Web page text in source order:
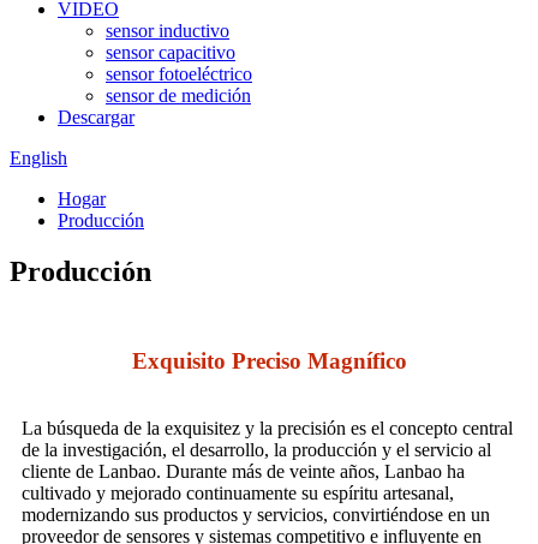
VIDEO
sensor inductivo
sensor capacitivo
sensor fotoeléctrico
sensor de medición
Descargar
English
Hogar
Producción
Producción
Exquisito Preciso Magnífico
La búsqueda de la exquisitez y la precisión es el concepto central
de la investigación, el desarrollo, la producción y el servicio al
cliente de Lanbao. Durante más de veinte años, Lanbao ha
cultivado y mejorado continuamente su espíritu artesanal,
modernizando sus productos y servicios, convirtiéndose en un
proveedor de sensores y sistemas competitivo e influyente en